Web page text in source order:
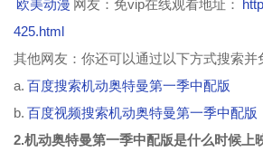
欧美动漫 网友：免vip在线观看地址：
425.html
其他网友：你还可以通过以下方式搜索并
a. 百度搜索机动奥特曼第一季中配版
b. 百度视频搜索机动奥特曼第一季中配版
2.机动奥特曼第一季中配版是什么时候上